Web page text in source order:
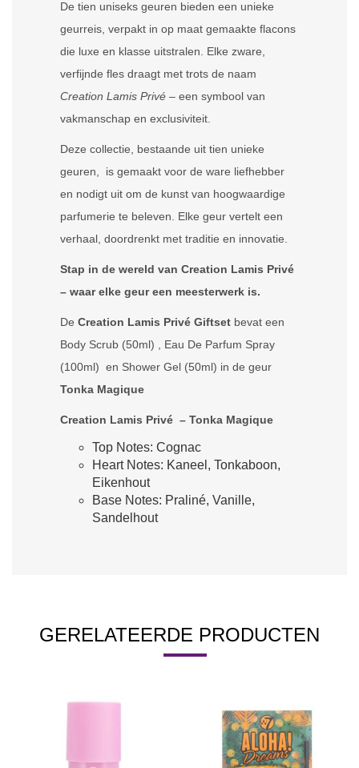
De tien uniseks geuren bieden een unieke
geurreis, verpakt in op maat gemaakte flacons
die luxe en klasse uitstralen. Elke zware,
verfijnde fles draagt met trots de naam
Creation Lamis Privé – een symbool van
vakmanschap en exclusiviteit.
Deze collectie, bestaande uit tien unieke
geuren, is gemaakt voor de ware liefhebber
en nodigt uit om de kunst van hoogwaardige
parfumerie te beleven. Elke geur vertelt een
verhaal, doordrenkt met traditie en innovatie.
Stap in de wereld van Creation Lamis Privé
– waar elke geur een meesterwerk is.
De Creation Lamis Privé Giftset bevat een
Body Scrub (50ml) , Eau De Parfum Spray
(100ml) en Shower Gel (50ml) in de geur
Tonka Magique
Creation Lamis Privé – Tonka Magique
Top Notes: Cognac
Heart Notes: Kaneel, Tonkaboon,
Eikenhout
Base Notes: Praliné, Vanille,
Sandelhout
GERELATEERDE PRODUCTEN